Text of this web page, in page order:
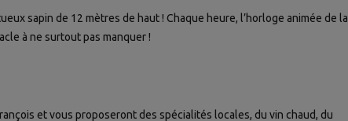
sapin de 12 mètres de haut ! Chaque heure, l’horloge animée de la
à ne surtout pas manquer !
et vous proposeront des spécialités locales, du vin chaud, du